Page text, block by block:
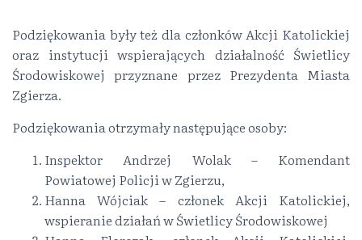
Podziękowania były też dla członków Akcji Katolickiej
oraz instytucji wspierających działalność Świetlicy
Środowiskowej przyznane przez Prezydenta Miasta
Zgierza.
Podziękowania otrzymały następujące osoby:
Inspektor Andrzej Wolak – Komendant
Powiatowej Policji w Zgierzu,
Hanna Wójciak – członek Akcji Katolickiej,
wspieranie działań w Świetlicy Środowiskowej